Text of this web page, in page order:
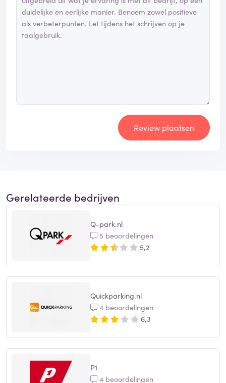
Review plaatsen
Gerelateerde bedrijven
Q-park.nl
5 beoordelingen
5,2
Quickparking.nl
4 beoordelingen
6,3
P1
4 beoordelingen